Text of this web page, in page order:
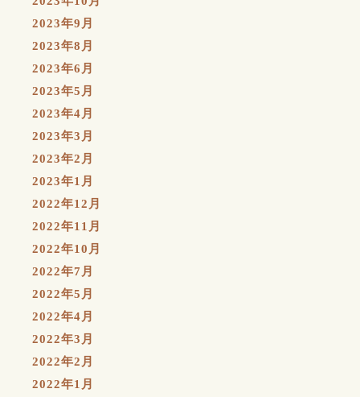
2023年9月
2023年8月
2023年6月
2023年5月
2023年4月
2023年3月
2023年2月
2023年1月
2022年12月
2022年11月
2022年10月
2022年7月
2022年5月
2022年4月
2022年3月
2022年2月
2022年1月